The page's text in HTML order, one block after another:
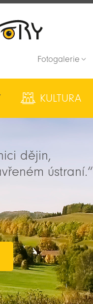
Fotogalerie
KULTURA
dějin,
ústraní.“